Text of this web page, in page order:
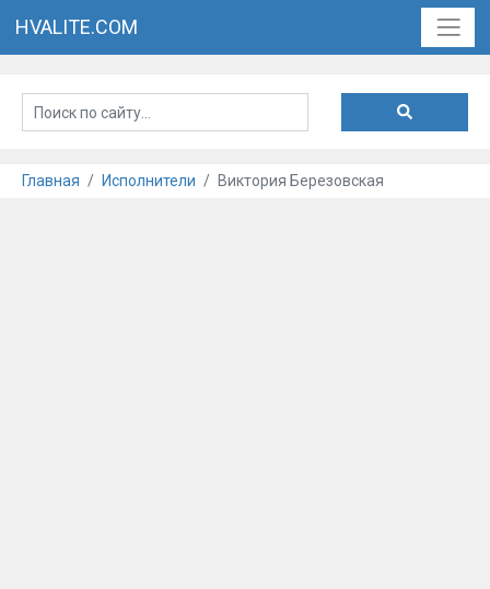
HVALITE.COM
Главная Исполнители Виктория Березовская